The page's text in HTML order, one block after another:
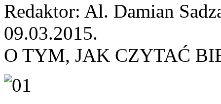
Redaktor: Al. Damian
09.03.2015.
O TYM, JAK CZYTAĆ